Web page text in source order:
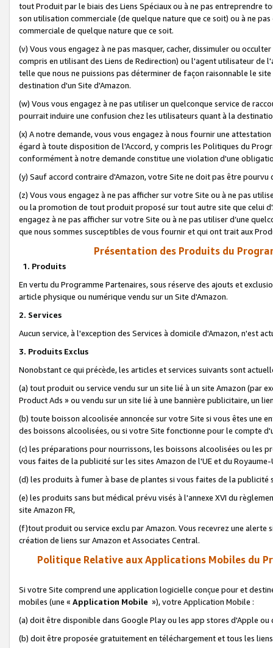
tout Produit par le biais des Liens Spéciaux ou à ne pas entreprendre
son utilisation commerciale (de quelque nature que ce soit) ou à ne
commerciale de quelque nature que ce soit.
(v) Vous vous engagez à ne pas masquer, cacher, dissimuler ou
compris en utilisant des Liens de Redirection) ou l'agent utilisateur
telle que nous ne puissions pas déterminer de façon raisonnable le
destination d'un Site d'Amazon.
(w) Vous vous engagez à ne pas utiliser un quelconque service de
pourrait induire une confusion chez les utilisateurs quant à la
(x) A notre demande, vous vous engagez à nous fournir une
égard à toute disposition de l'Accord, y compris les Politiques du
conformément à notre demande constitue une violation d'une
(y) Sauf accord contraire d'Amazon, votre Site ne doit pas être
(z) Vous vous engagez à ne pas afficher sur votre Site ou à ne pas
ou la promotion de tout produit proposé sur tout autre site que celui
engagez à ne pas afficher sur votre Site ou à ne pas utiliser d’une
que nous sommes susceptibles de vous fournir et qui ont trait aux
Présentation des Produits du
1. Produits
En vertu du Programme Partenaires, sous réserve des ajouts et
article physique ou numérique vendu sur un Site d'Amazon.
2. Services
Aucun service, à l'exception des Services à domicile d'Amazon, n'est
3. Produits Exclus
Nonobstant ce qui précède, les articles et services suivants sont
(a) tout produit ou service vendu sur un site lié à un site Amazon (par
Product Ads » ou vendu sur un site lié à une bannière publicitaire, un
(b) toute boisson alcoolisée annoncée sur votre Site si vous êtes une
des boissons alcoolisées, ou si votre Site fonctionne pour le compte
(c) les préparations pour nourrissons, les boissons alcoolisées ou les
vous faites de la publicité sur les sites Amazon de l'UE et du Royaume-
(d) les produits à fumer à base de plantes si vous faites de la publicité
(e) les produits sans but médical prévu visés à l'annexe XVI du
site Amazon FR,
(f)tout produit ou service exclu par Amazon. Vous recevrez une alerte
création de liens sur Amazon et Associates Central.
Politique Relative aux Applications Mobiles du
Si votre Site comprend une application logicielle conçue pour et
mobiles (une « Application Mobile »), votre Application Mobile :
(a) doit être disponible dans Google Play ou les app stores d'Apple ou
(b) doit être proposée gratuitement en téléchargement et tous les